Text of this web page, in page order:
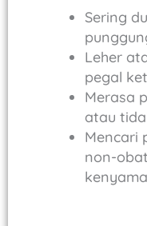
Sering
Leher
pegal
Merasa
atau
Mencari
non-